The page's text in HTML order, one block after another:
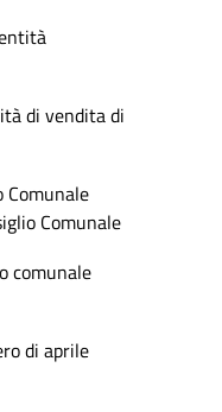
di vendita di
Comunale
Comunale
comunale
di aprile